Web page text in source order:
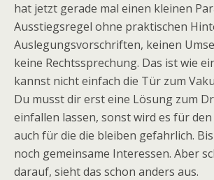
hat jetzt gerade mal einen kleinen
Ausstiegsregel ohne praktischen
Auslegungsvorschriften, keinen
keine Rechtssprechung. Das ist wie
kannst nicht einfach die Tür zum
Du musst dir erst eine Lösung zum
einfallen lassen, sonst wird es für
auch für die die bleiben gefahrlich.
noch gemeinsame Interessen. Aber
darauf, sieht das schon anders aus.